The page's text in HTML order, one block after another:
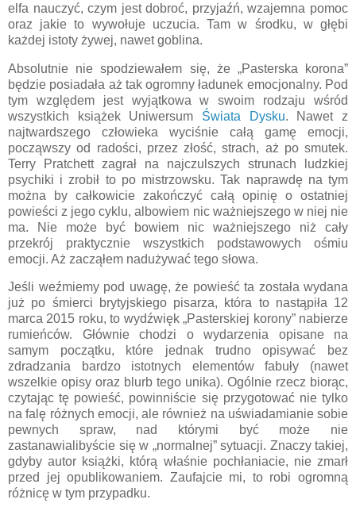
elfa nauczyć, czym jest dobroć, przyjaźń, wzajemna pomoc
oraz jakie to wywołuje uczucia. Tam w środku, w głębi
każdej istoty żywej, nawet goblina.
Absolutnie nie spodziewałem się, że „Pasterska korona”
będzie posiadała aż tak ogromny ładunek emocjonalny. Pod
tym względem jest wyjątkowa w swoim rodzaju wśród
wszystkich książek Uniwersum Świata Dysku. Nawet z
najtwardszego człowieka wyciśnie całą gamę emocji,
począwszy od radości, przez złość, strach, aż po smutek.
Terry Pratchett zagrał na najczulszych strunach ludzkiej
psychiki i zrobił to po mistrzowsku. Tak naprawdę na tym
można by całkowicie zakończyć całą opinię o ostatniej
powieści z jego cyklu, albowiem nic ważniejszego w niej nie
ma. Nie może być bowiem nic ważniejszego niż cały
przekrój praktycznie wszystkich podstawowych ośmiu
emocji. Aż zacząłem nadużywać tego słowa.
Jeśli weźmiemy pod uwagę, że powieść ta została wydana
już po śmierci brytyjskiego pisarza, która to nastąpiła 12
marca 2015 roku, to wydźwięk „Pasterskiej korony” nabierze
rumieńców. Głównie chodzi o wydarzenia opisane na
samym początku, które jednak trudno opisywać bez
zdradzania bardzo istotnych elementów fabuły (nawet
wszelkie opisy oraz blurb tego unika). Ogólnie rzecz biorąc,
czytając tę powieść, powinniście się przygotować nie tylko
na falę różnych emocji, ale również na uświadamianie sobie
pewnych spraw, nad którymi być może nie
zastanawialibyście się w „normalnej” sytuacji. Znaczy takiej,
gdyby autor książki, którą właśnie pochłaniacie, nie zmarł
przed jej opublikowaniem. Zaufajcie mi, to robi ogromną
różnicę w tym przypadku.